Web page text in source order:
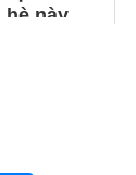
hè này